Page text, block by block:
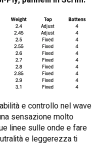
e controllo nel wave
sensazione molto
linee sulle onde e fare
e leggerezza ti